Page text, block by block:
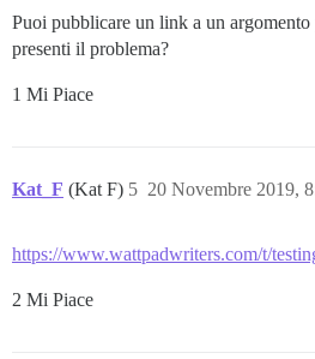
Puoi pubblicare un link a un
presenti il problema?
1 Mi Piace
Kat_F (Kat F) 20 Novembre 2019,
5
https://www.wattpadwriters.com/t/
2 Mi Piace